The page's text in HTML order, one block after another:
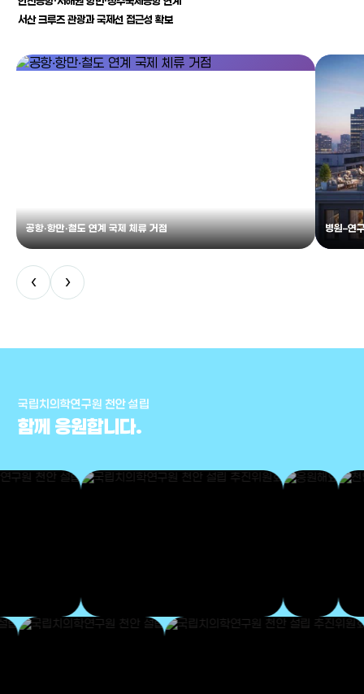
서산 크루즈 관광과 국제선 접근성 확보
공항·항만·철도 연계 국제 체류 거점 병원–연
‹ ›
국립치의학연구원 천안 설립
함께 응원합니다.